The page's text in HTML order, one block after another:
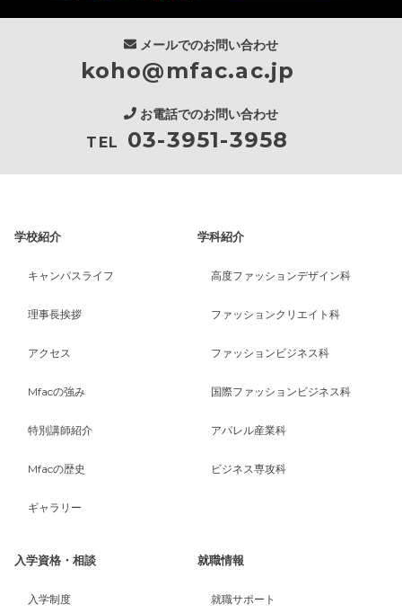
メールでのお問い合わせ
koho@mfac.ac.jp
お電話でのお問い合わせ
TEL 03-3951-3958
学校紹介
キャンパスライフ
理事長挨拶
アクセス
Mfacの強み
特別講師紹介
Mfacの歴史
ギャラリー
学科紹介
高度ファッションデザイン科
ファッションクリエイト科
ファッションビジネス科
国際ファッションビジネス科
アパレル産業科
ビジネス専攻科
入学資格・相談
入学制度
就職情報
就職サポート